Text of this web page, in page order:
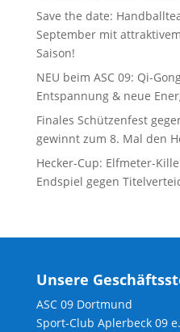
Save the date:
September mit
Saison!
NEU beim ASC 09: Qi-
Entspannung & neue
Finales Schützenfest
gewinnt zum 8. Mal den
Hecker-Cup: Elfmeter-
Endspiel gegen
Unsere
ASC 09 Dortmund
Sport-Club Aplerbeck 09